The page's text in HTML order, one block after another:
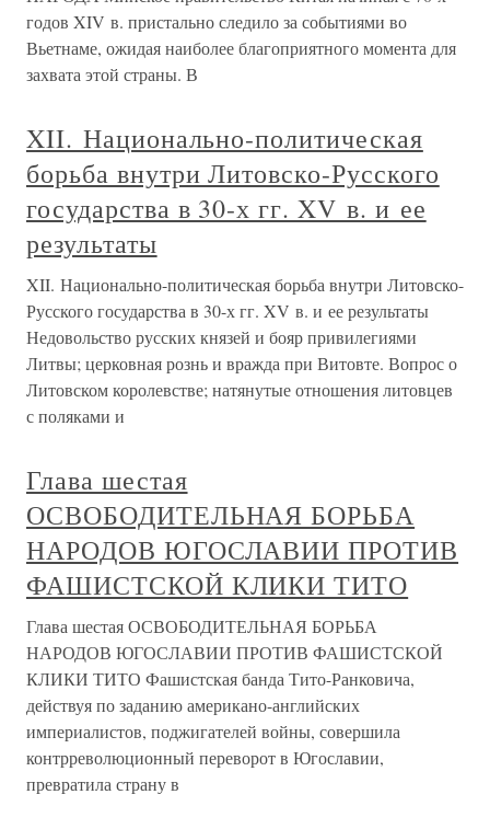
годов XIV в. пристально следило за событиями во
Вьетнаме, ожидая наиболее благоприятного момента для
захвата этой страны. В
XII. Национально-политическая
борьба внутри Литовско-Русского
государства в 30-х гг. XV в. и ее
результаты
XII. Национально-политическая борьба внутри Литовско-
Русского государства в 30-х гг. XV в. и ее результаты
Недовольство русских князей и бояр привилегиями
Литвы; церковная рознь и вражда при Витовте. Вопрос о
Литовском королевстве; натянутые отношения литовцев
с поляками и
Глава шестая
ОСВОБОДИТЕЛЬНАЯ БОРЬБА
НАРОДОВ ЮГОСЛАВИИ ПРОТИВ
ФАШИСТСКОЙ КЛИКИ ТИТО
Глава шестая ОСВОБОДИТЕЛЬНАЯ БОРЬБА
НАРОДОВ ЮГОСЛАВИИ ПРОТИВ ФАШИСТСКОЙ
КЛИКИ ТИТО Фашистская банда Тито-Ранковича,
действуя по заданию американо-английских
империалистов, поджигателей войны, совершила
контрреволюционный переворот в Югославии,
превратила страну в